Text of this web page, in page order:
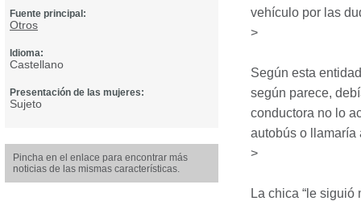
Fuente principal:
Otros
Idioma:
Castellano
Presentación de las mujeres:
Sujeto
Pincha en el enlace para encontrar más
noticias de las mismas características.
vehículo por las
>
Según esta
según parece,
conductora no lo
autobús o llamaría
>
La chica “le